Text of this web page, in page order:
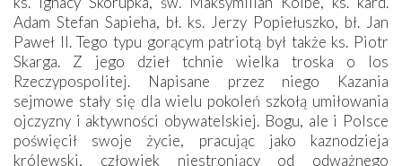
Adam Stefan Sapieha, bł. ks. Jerzy Popiełuszko, bł. Jan
Paweł II. Tego typu gorącym patriotą był także ks. Piotr
Skarga. Z jego dzieł tchnie wielka troska o los
Rzeczypospolitej. Napisane przez niego Kazania
sejmowe stały się dla wielu pokoleń szkołą umiłowania
ojczyzny i aktywności obywatelskiej. Bogu, ale i Polsce
poświęcił swoje życie, pracując jako kaznodzieja
królewski, człowiek niestroniący od odważnego